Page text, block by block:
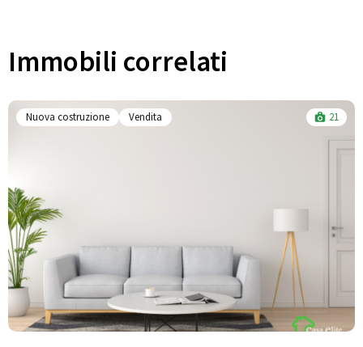
Immobili correlati​
Nuova costruzione Vendita 21